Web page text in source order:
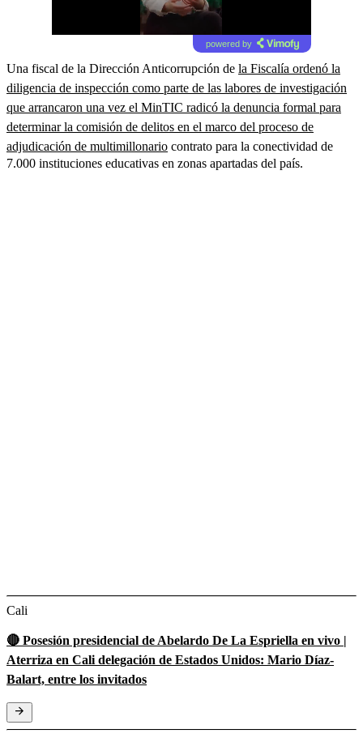
powered by
Una fiscal de la Dirección Anticorrupción de la Fiscalía ordenó la
diligencia de inspección como parte de las labores de investigación
que arrancaron una vez el MinTIC radicó la denuncia formal para
determinar la comisión de delitos en el marco del proceso de
adjudicación de multimillonario contrato para la conectividad de
7.000 instituciones educativas en zonas apartadas del país.
Cali
🔴 Posesión presidencial de Abelardo De La Espriella en vivo |
Aterriza en Cali delegación de Estados Unidos: Mario Díaz-
Balart, entre los invitados